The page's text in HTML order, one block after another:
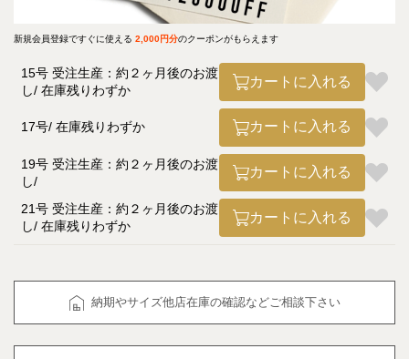
新規会員登録ですぐに使える 2,000円分のクーポンがもらえます
15号 受注生産：約２ヶ月後のお渡
し
在庫残りわずか
カートに入れる
17号 在庫残りわずか カートに入れる
19号 受注生産：約２ヶ月後のお渡
し
カートに入れる
21号 受注生産：約２ヶ月後のお渡
し
在庫残りわずか
カートに入れる
納期やサイズ他店在庫の確認などご相談下さい